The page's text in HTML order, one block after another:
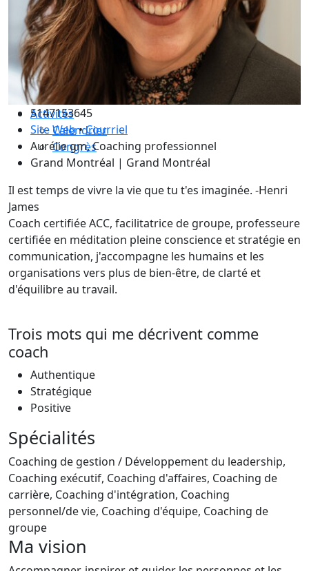
Les avantages ICF et ICF Québec
Adhérez à un comité
La supervision de coachs
Renouvellement de certification
Le code de déontologie
Assurance professionnelle
Activités
Calendrier
Congrès
5147153645
Site Web•Courriel
Aurélie gm, Coaching professionnel
Grand Montréal | Grand Montréal
Il est temps de vivre la vie que tu t'es imaginée. -Henri
James
Coach certifiée ACC, facilitatrice de groupe, professeure
certifiée en méditation pleine conscience et stratégie en
communication, j'accompagne les humains et les
organisations vers plus de bien-être, de clarté et
d'équilibre au travail.
Trois mots qui me décrivent comme
coach
Authentique
Stratégique
Positive
Spécialités
Coaching de gestion / Développement du leadership,
Coaching exécutif, Coaching d'affaires, Coaching de
carrière, Coaching d'intégration, Coaching
personnel/de vie, Coaching d'équipe, Coaching de
groupe
Ma vision